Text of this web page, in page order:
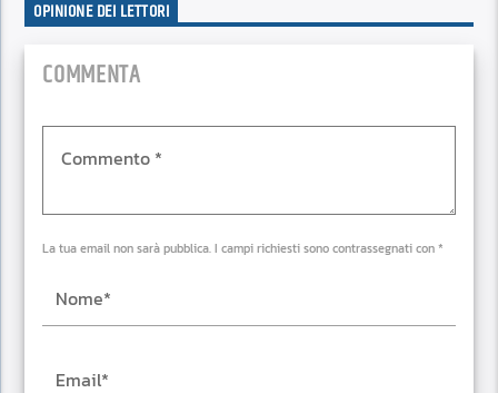
EMBED
OPINIONE DEI LETTORI
COMMENTA
La tua email non sarà pubblica. I campi richiesti sono contrassegnati con *